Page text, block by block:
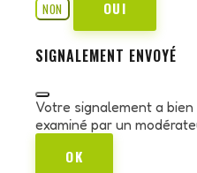
NON
OUI
SIGNALEMENT ENVOYÉ
Votre signalement a
examiné par un
OK